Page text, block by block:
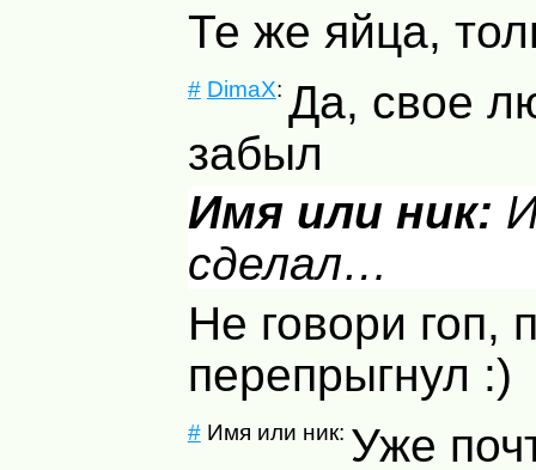
Те же яйца,
# DimaX: Да, свое
забыл
Имя или ник:
сделал…
Не говори гоп,
перепрыгнул :)
#Имя или ник: Уже